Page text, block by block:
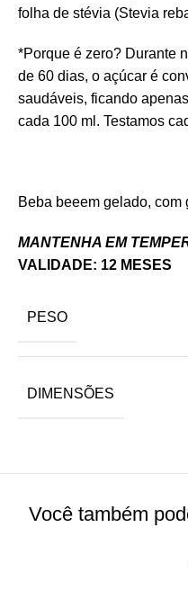
folha de stévia (Stevia
*Porque é zero? Durante
de 60 dias, o açúcar é
saudáveis, ficando
cada 100 ml. Testamos
Beba beeem gelado, com
MANTENHA EM
VALIDADE: 12 MESES
PESO
DIMENSÕES
Você também